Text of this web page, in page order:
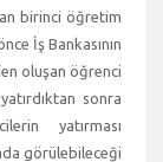
birinci öğretim
İş Bankasının
oluşan öğrenci
sonra
yatırması
görülebileceği